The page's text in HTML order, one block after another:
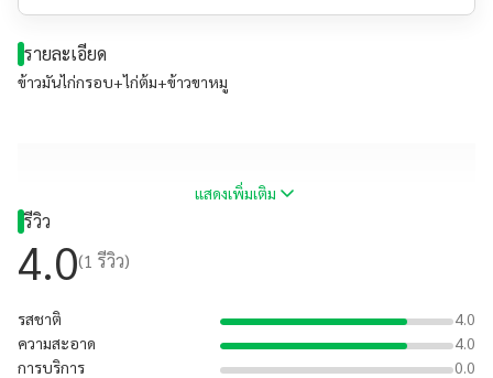
รายละเอียด
ข้าวมันไก่กรอบ+ไก่ต้ม+ข้าวขาหมู
แสดงเพิ่มเติม
รีวิว
4.0(1 รีวิว)
รสชาติ
4.0
ความสะอาด
4.0
การบริการ
0.0